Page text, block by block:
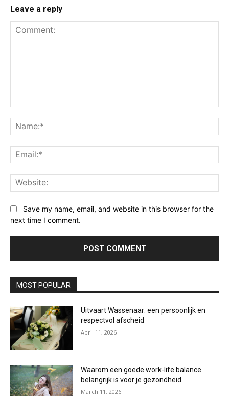
Leave a reply
Save my name, email, and website in this browser for the
next time I comment.
MOST POPULAR
Uitvaart Wassenaar: een persoonlijk en
respectvol afscheid
April 11, 2026
Waarom een goede work-life balance
belangrijk is voor je gezondheid
March 11, 2026